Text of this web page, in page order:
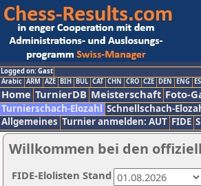
Logged on: Gast
Arabic ARM AZE BIH BUL CAT CHN CRO CZE DEN ENG
Home TurnierDB Meisterschaft Foto-
Turnierschach-Elozahl Schnellschach-
Allgemeines Turnier anmelden: AUT FIDE
Willkommen bei den
FIDE-Elolisten Stand